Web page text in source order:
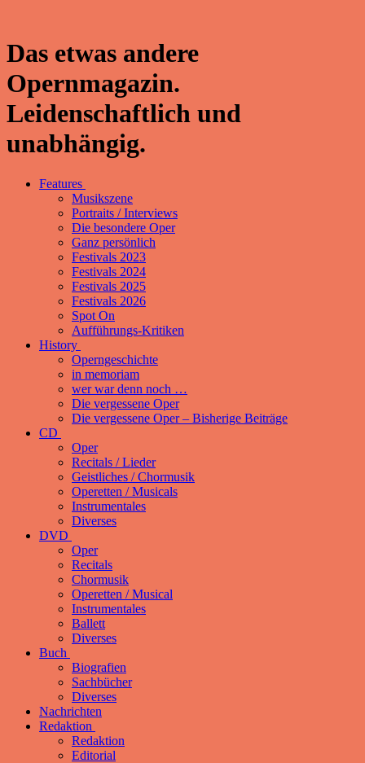
Das etwas andere
Opernmagazin.
Leidenschaftlich und
unabhängig.
Features
Musikszene
Portraits / Interviews
Die besondere Oper
Ganz persönlich
Festivals 2023
Festivals 2024
Festivals 2025
Festivals 2026
Spot On
Aufführungs-Kritiken
History
Operngeschichte
in memoriam
wer war denn noch …
Die vergessene Oper
Die vergessene Oper – Bisherige Beiträge
CD
Oper
Recitals / Lieder
Geistliches / Chormusik
Operetten / Musicals
Instrumentales
Diverses
DVD
Oper
Recitals
Chormusik
Operetten / Musical
Instrumentales
Ballett
Diverses
Buch
Biografien
Sachbücher
Diverses
Nachrichten
Redaktion
Redaktion
Editorial